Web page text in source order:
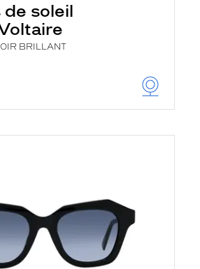
soleil
BRILLANT